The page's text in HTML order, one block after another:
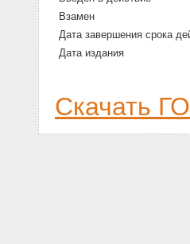
Взамен
Дата завершения срока
Дата издания
Скачать